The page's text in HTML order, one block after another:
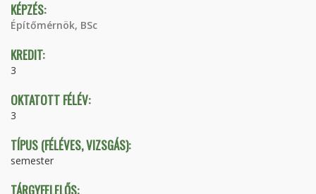
KÉPZÉS:
Építőmérnök, BSc
KREDIT:
3
OKTATOTT FÉLÉV:
3
TÍPUS (FÉLÉVES, VIZSGÁS):
semester
TÁRGYFELELŐS: